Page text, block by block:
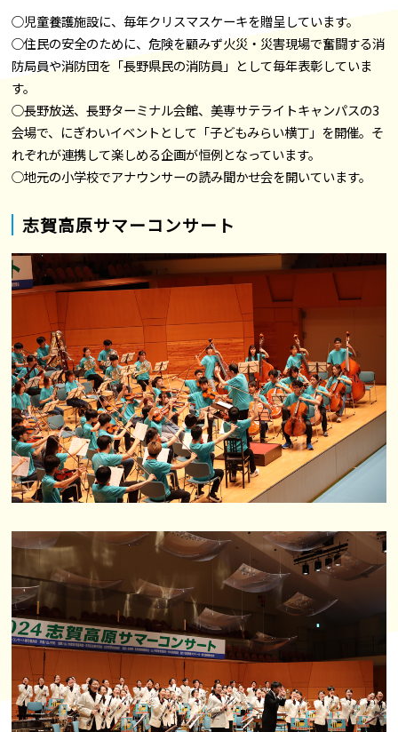
○児童養護施設に、毎年クリスマスケーキを贈呈しています。
○住民の安全のために、危険を顧みず火災・災害現場で奮闘する消
防局員や消防団を「長野県民の消防員」として毎年表彰していま
す。
○長野放送、長野ターミナル会館、美専サテライトキャンパスの3
会場で、にぎわいイベントとして「子どもみらい横丁」を開催。そ
れぞれが連携して楽しめる企画が恒例となっています。
○地元の小学校でアナウンサーの読み聞かせ会を開いています。
志賀高原サマーコンサート